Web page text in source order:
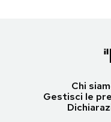
Chi
Gestisci le